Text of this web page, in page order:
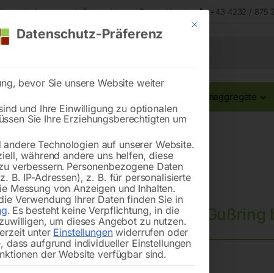
Lieferung nach Österreich und Deutschland +43 4232 / 875
Stromaggregate
Gußring
zu STRANDS S28 / 35
Mit diesem Button wird
Datenschutz-Präferenz
bevor Sie unsere Website weiter
und Ihre Einwilligung zu optionalen
Sie Ihre Erziehungsberechtigten um
Technologien auf unserer Website.
während andere uns helfen, diese
verbessern. Personenbezogene Daten
B. IP-Adressen), z. B. für personalisierte
Messung von Anzeigen und Inhalten.
Verwendung Ihrer Daten finden Sie in
. Es besteht keine Verpflichtung, in die
um dieses Angebot zu nutzen.
unter Einstellungenwiderrufen oder
dass aufgrund individueller Einstellungen
der Website verfügbar sind.